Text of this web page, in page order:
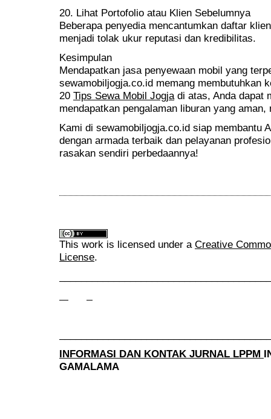
20. Lihat Portofolio atau Klien Sebelumnya
Beberapa penyedia mencantumkan daftar
menjadi tolak ukur reputasi dan kredibilitas.
Kesimpulan
Mendapatkan jasa penyewaan mobil yang
sewamobiljogja.co.id memang membutuhkan
20 Tips Sewa Mobil Jogja di atas, Anda dapat
mendapatkan pengalaman liburan yang
Kami di sewamobiljogja.co.id siap membantu
dengan armada terbaik dan pelayanan
rasakan sendiri perbedaannya!
This work is licensed under a Creative
License.
INFORMASI DAN KONTAK JURNAL LPPM
GAMALAMA